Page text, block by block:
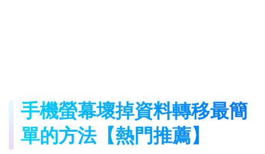
手機螢幕壞掉資料轉移最簡
單的方法【熱門推薦】